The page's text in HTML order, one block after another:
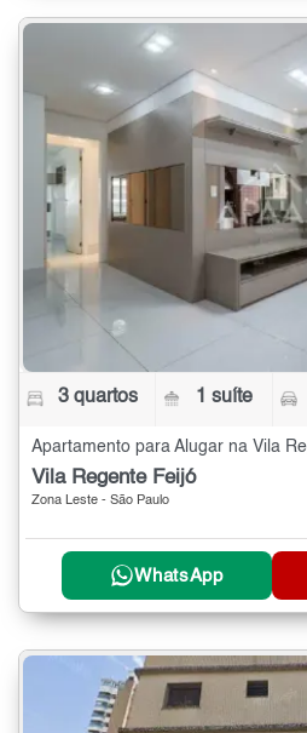
3 quartos 1 suíte
Vila Regente Feijó
Zona Leste - São Paulo
WhatsApp